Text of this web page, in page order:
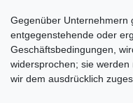
Gegenüber Unternehmern
entgegenstehende oder
Geschäftsbedingungen,
widersprochen; sie
wir dem ausdrücklich